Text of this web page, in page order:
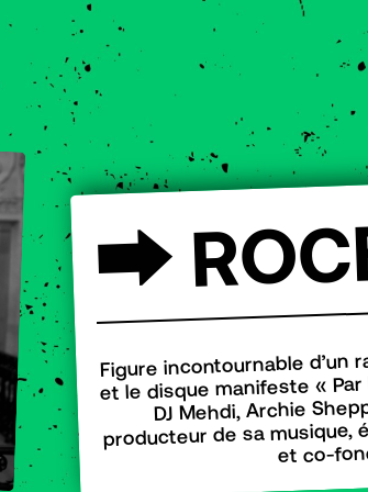
⮕ ROC
Figure incontournable
et le disque manifeste «
DJ Mehdi, Archie
producteur de sa musique,
et co-